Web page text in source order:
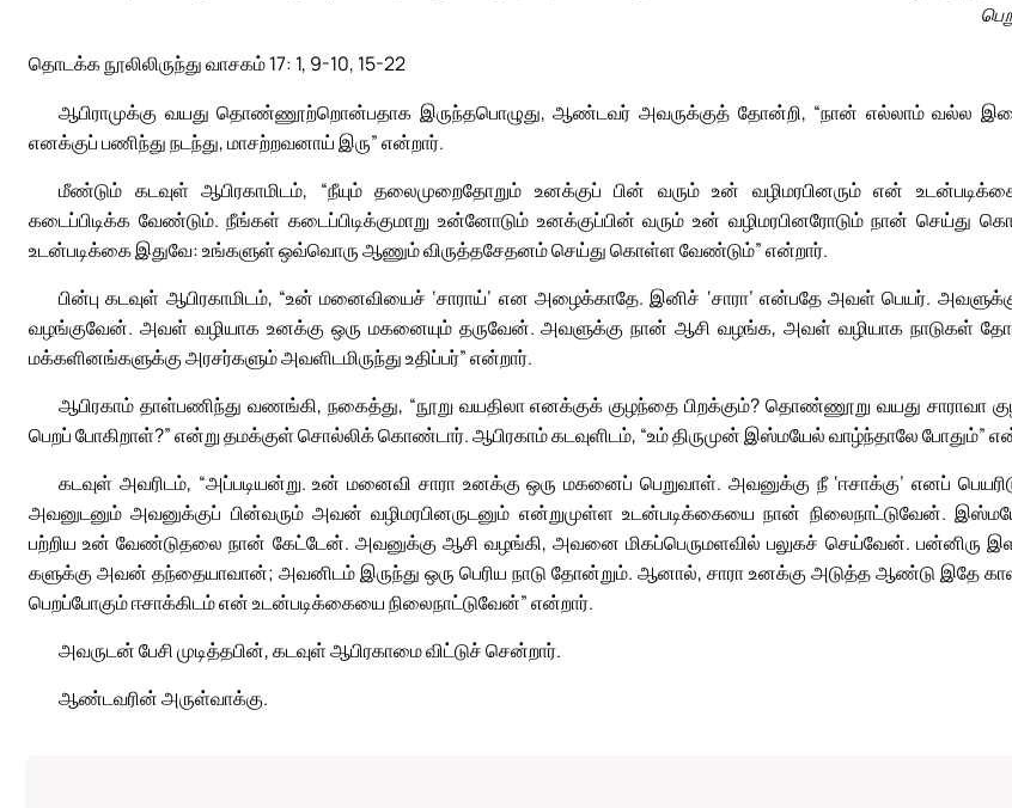
தொடக்க நூலிலிருந்து வாசகம் 17: 1, 9-10, 15-22
ஆபிராமுக்கு வயது தொண்ணூற்றொன்பதாக இருந்தபொழுது, ஆண்டவர் அவருக்குத் தோன்றி, “நான் எல்லாம் வல்ல
எனக்குப் பணிந்து நடந்து, மாசற்றவனாய் இரு” என்றார்.
மீண்டும் கடவுள் ஆபிரகாமிடம், “நீயும் தலைமுறைதோறும் உனக்குப் பின் வரும் உன் வழிமரபினரும் என்
கடைப்பிடிக்க வேண்டும். நீங்கள் கடைப்பிடிக்குமாறு உன்னோடும் உனக்குப்பின் வரும் உன் வழிமரபினரோடும் நான் செய்து
உடன்படிக்கை இதுவே: உங்களுள் ஒவ்வொரு ஆணும் விருத்தசேதனம் செய்து கொள்ள வேண்டும்” என்றார்.
பின்பு கடவுள் ஆபிரகாமிடம், “உன் மனைவியைச் ‘சாராய்’ என அழைக்காதே. இனிச் ‘சாரா’ என்பதே அவள் பெயர்.
வழங்குவேன். அவள் வழியாக உனக்கு ஒரு மகனையும் தருவேன். அவளுக்கு நான் ஆசி வழங்க, அவள் வழியாக நாடுகள்
மக்களினங்களுக்கு அரசர்களும் அவளிடமிருந்து உதிப்பர்” என்றார்.
ஆபிரகாம் தாள்பணிந்து வணங்கி, நகைத்து, “நூறு வயதிலா எனக்குக் குழந்தை பிறக்கும்? தொண்ணூறு வயது சாராவா
பெறப் போகிறாள்?” என்று தமக்குள் சொல்லிக் கொண்டார். ஆபிரகாம் கடவுளிடம், “உம் திருமுன் இஸ்மயேல் வாழ்ந்தாலே போதும்”
கடவுள் அவரிடம், “அப்படியன்று. உன் மனைவி சாரா உனக்கு ஒரு மகனைப் பெறுவாள். அவனுக்கு நீ ‘ஈசாக்கு’ எனப்
அவனுடனும் அவனுக்குப் பின்வரும் அவன் வழிமரபினருடனும் என்றுமுள்ள உடன்படிக்கையை நான் நிலைநாட்டுவேன்.
பற்றிய உன் வேண்டுதலை நான் கேட்டேன். அவனுக்கு ஆசி வழங்கி, அவனை மிகப்பெருமளவில் பலுகச் செய்வேன். பன்னிரு
களுக்கு அவன் தந்தையாவான்; அவனிடம் இருந்து ஒரு பெரிய நாடு தோன்றும். ஆனால், சாரா உனக்கு அடுத்த ஆண்டு இதே
பெறப்போகும் ஈசாக்கிடம் என் உடன்படிக்கையை நிலைநாட்டுவேன்” என்றார்.
அவருடன் பேசி முடித்தபின், கடவுள் ஆபிரகாமை விட்டுச் சென்றார்.
ஆண்டவரின் அருள்வாக்கு.